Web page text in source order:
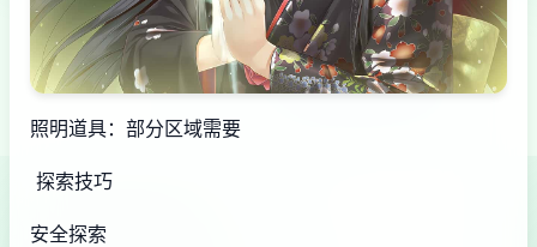
照明道具：部分区域需要
探索技巧
安全探索